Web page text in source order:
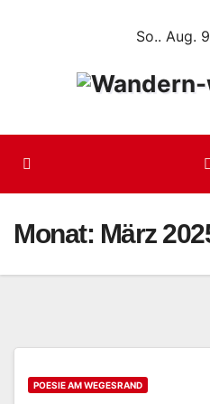
So.. Aug.
Monat: März
POESIE AM WEGESRAND